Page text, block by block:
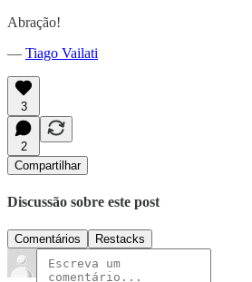
Abração!
— Tiago Vailati
3
2
Compartilhar
Discussão sobre este post
Comentários Restacks